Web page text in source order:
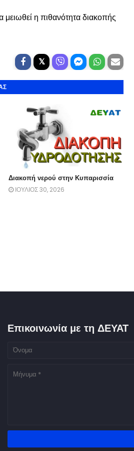
η πιθανότητα διακοπής
Διακοπή νερού στην Κυπαρισσία
ΙΟΥΛΙΟΣ 30, 2026
Επικοινωνία με τη ΔΕΥΑΤ